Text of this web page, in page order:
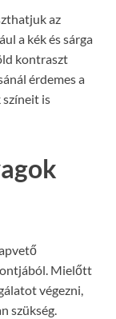
az
a kék és sárga
kontraszt
érdemes a
színeit is
Mielőtt
végezni,
szükség.